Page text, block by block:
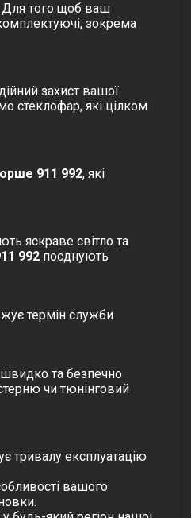
Для того щоб ваш
зокрема
захист вашої
стеклофар, які цілком
911 992, які
яскраве світло та
992 поєднують
термін служби
та безпечно
чи тюнінговий
тривалу експлуатацію
вашого